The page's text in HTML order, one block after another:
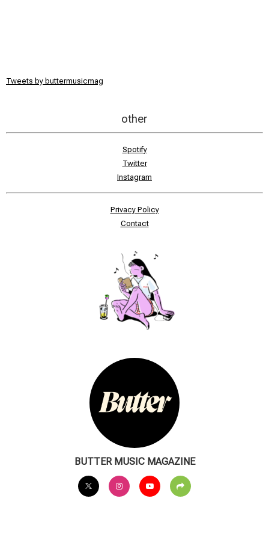
Tweets by buttermusicmag
other
Spotify
Twitter
Instagram
Privacy Policy
Contact
BUTTER MUSIC MAGAZINE